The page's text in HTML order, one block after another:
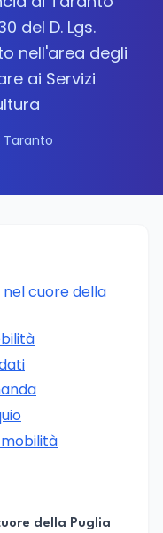
del D. Lgs.
nell'area degli
ai Servizi
Taranto
cuore della
della Puglia